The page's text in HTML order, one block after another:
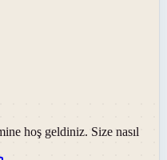
hoş geldiniz. Size nasıl